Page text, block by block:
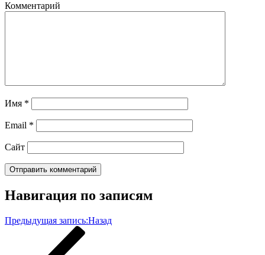
Комментарий
Имя *
Email *
Сайт
Навигация по записям
Предыдущая запись:Назад